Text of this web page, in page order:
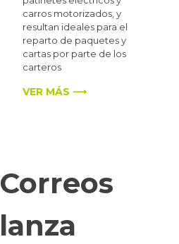
carros motorizados, y
resultan ideales para el
reparto de paquetes y
cartas por parte de los
carteros
VER MÁS ⟶
Correos
lanza